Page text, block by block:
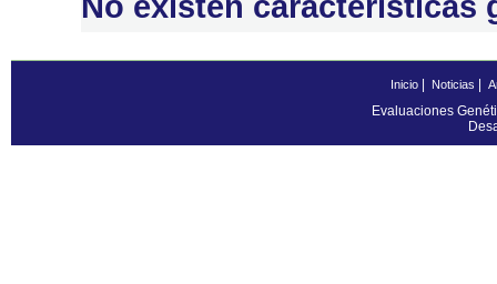
Inicio| Noticias
Evaluaciones